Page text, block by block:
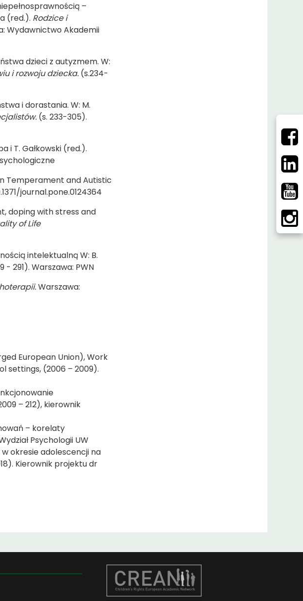
–
(red.). Rodzice i
Wydawnictwo Akademii
dzieci z autyzmem. W:
i rozwoju dziecka. (s.234-
i dorastania. W: M.
(s. 233-305).
i T. Gałkowski (red.).
Temperament and Autistic
journal.pone.0124364
doping with stress and
of Life
intelektualną W: B.
- 291). Warszawa: PWN
Warszawa:
European Union), Work
settings, (2006 – 2009).
– 212), kierownik
– korelaty
Psychologii UW
okresie adolescencji na
Kierownik projektu dr